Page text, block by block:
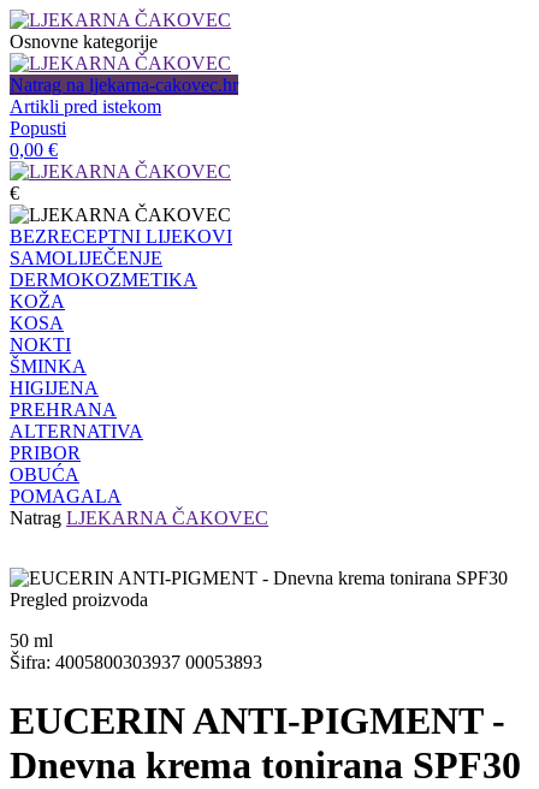
Osnovne kategorije
Natrag na ljekarna-cakovec.hr
Artikli pred istekom
Popusti
0,00 €
€
BEZRECEPTNI LIJEKOVI
SAMOLIJEČENJE
DERMOKOZMETIKA
KOŽA
KOSA
NOKTI
ŠMINKA
HIGIJENA
PREHRANA
ALTERNATIVA
PRIBOR
OBUĆA
POMAGALA
Natrag LJEKARNA ČAKOVEC
Pregled proizvoda
50 ml
Šifra: 4005800303937 00053893
EUCERIN ANTI-PIGMENT -
Dnevna krema tonirana SPF30